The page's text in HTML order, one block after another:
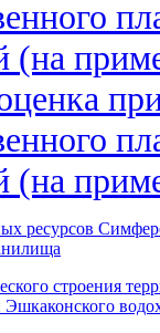
(на
Эшкаконского